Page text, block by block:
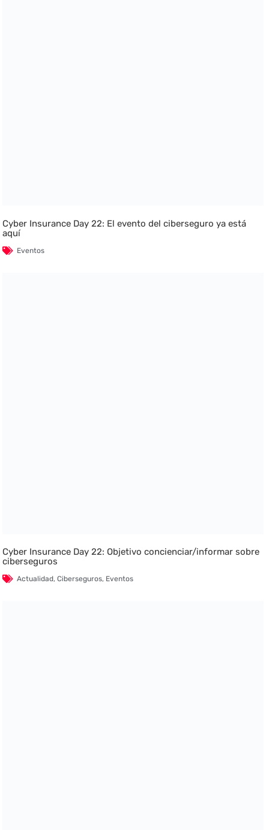
Cyber Insurance Day 22: El evento del ciberseguro ya está
aquí
Eventos
Cyber Insurance Day 22: Objetivo concienciar/informar sobre
ciberseguros
Actualidad,Ciberseguros, Eventos